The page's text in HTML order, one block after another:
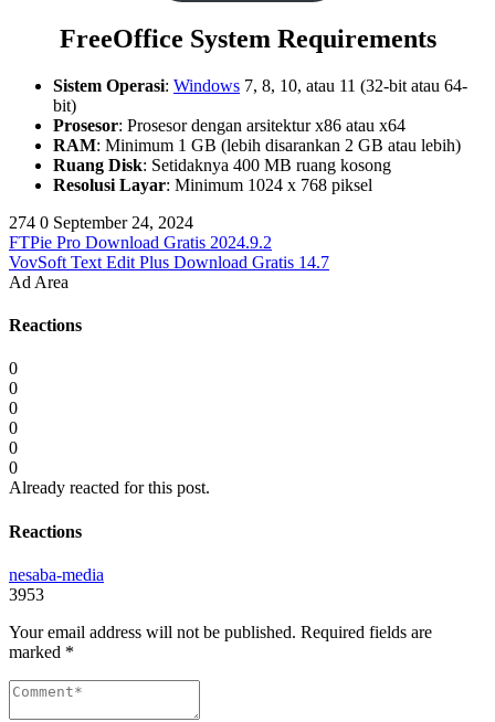
FreeOffice System Requirements
Sistem Operasi: Windows 7, 8, 10, atau 11 (32-bit atau 64-
bit)
Prosesor: Prosesor dengan arsitektur x86 atau x64
RAM: Minimum 1 GB (lebih disarankan 2 GB atau lebih)
Ruang Disk: Setidaknya 400 MB ruang kosong
Resolusi Layar: Minimum 1024 x 768 piksel
274 0 September 24, 2024
FTPie Pro Download Gratis 2024.9.2
VovSoft Text Edit Plus Download Gratis 14.7
Ad Area
Reactions
0
0
0
0
0
0
Already reacted for this post.
Reactions
nesaba-media
3953
Your email address will not be published. Required fields are
marked *